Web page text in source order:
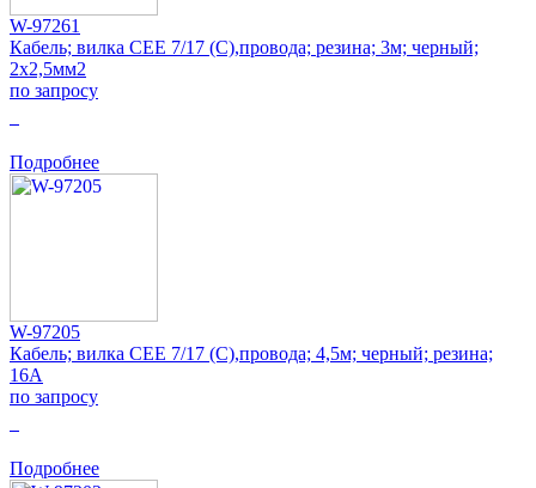
W-97261
Кабель; вилка CEE 7/17 (C),провода; резина; 3м; черный;
2x2,5мм2
по запросу
Подробнее
W-97205
Кабель; вилка CEE 7/17 (C),провода; 4,5м; черный; резина;
16А
по запросу
Подробнее